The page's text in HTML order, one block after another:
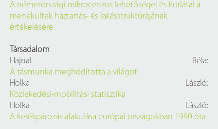
A németországi mikrocenzus lehetőségei és korlátai a
menekültek háztartás- és lakásstruktúrájának
értékelésére
Társadalom
Hajnal Béla:
A távmunka meghódította a világot
Holka László:
Közlekedési-mobilitási statisztika
Holka László:
A kerékpározás alakulása európai országokban 1990 óta